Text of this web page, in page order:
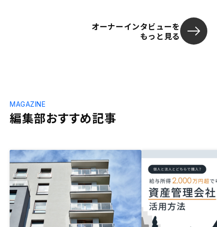
性の高い物件だけを取り扱っているので売
却益による利益を取ることもできるし将来
ム、サービス、営業マン、全てにおいて一
級品であることに間違いない。 :以上、私
決意覚悟を持って契約に至った経緯です。
もちろんアフターフォローもバッチリすぎ
る位スピーディーで親切で完璧です。 流
動性が高い物件を扱っているので、営業マ
ンも焦っていて、すぐ売れてしまうのでと
言う言葉が最初は正直受け入れられなかっ
たが最終的には本当に売れていってしまう
ことを確認し、あーほんとなんだなぁと思
オーナーインタビューを
もっと見る
編集部おすすめ記事
MAGAZINE